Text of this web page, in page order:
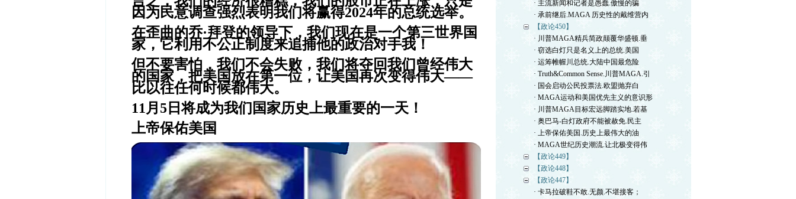
因为民意调查强烈表明我们将赢得2024年的总统选举。
在歪曲的乔·拜登的领导下，我们现在是一个第三世界国
家，它利用不公正制度来追捕他的政治对手我！
但不要害怕，我们不会失败，我们将夺回我们曾经伟大
的国家，把美国放在第一位，让美国再次变得伟大——
比以往任何时候都伟大。
11月5日将成为我们国家历史上最重要的一天！
上帝保佑美国
· 主流新闻和记者是愚蠢.傲慢的骗
· 承前继后.MAGA 历史性的戴维营内
【政论450】
· 川普MAGA精兵简政颠覆华盛顿.垂
· 窃选白灯只是名义上的总统.美国
· 运筹帷幄川总统.大陆中国最危险
· Truth&Common Sense.川普MAGA.引
· 国会启动公民投票法.欧盟抛弃白
· MAGA运动和美国优先主义的意识形
· 川普MAGA目标宏远脚踏实地.若基
· 奥巴马-白灯政府不能被赦免.民主
· 上帝保佑美国.历史上最伟大的油
· MAGA世纪历史潮流.让北极变得伟
【政论449】
【政论448】
【政论447】
· 卡马拉破鞋不敢.无颜.不堪接客；